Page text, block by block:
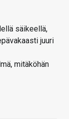
säikeellä,
juuri
mitäköhän